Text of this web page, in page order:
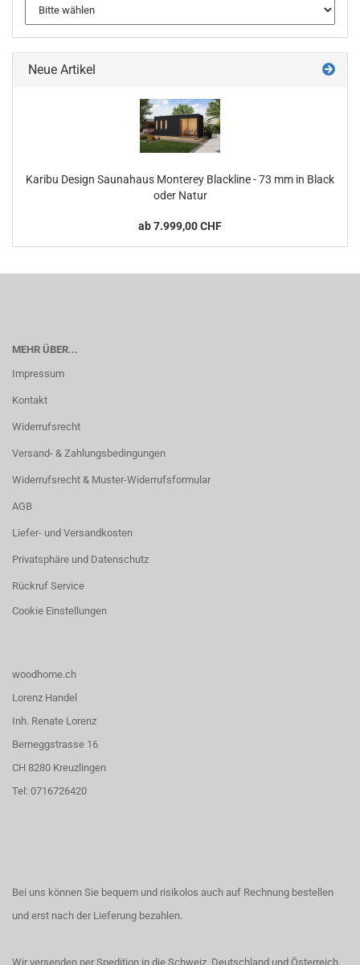
Neue Artikel
Karibu Design Saunahaus Monterey Blackline - 73 mm in Black
oder Natur
ab 7.999,00 CHF
MEHR ÜBER...
Impressum
Kontakt
Widerrufsrecht
Versand- & Zahlungsbedingungen
Widerrufsrecht & Muster-Widerrufsformular
AGB
Liefer- und Versandkosten
Privatsphäre und Datenschutz
Rückruf Service
Cookie Einstellungen
woodhome.ch
Lorenz Handel
Inh. Renate Lorenz
Berneggstrasse 16
CH 8280 Kreuzlingen
Tel: 0716726420
Bei uns können Sie bequem und risikolos auch auf Rechnung bestellen
und erst nach der Lieferung bezahlen.
Wir versenden per Spedition in die Schweiz, Deutschland und Österreich.